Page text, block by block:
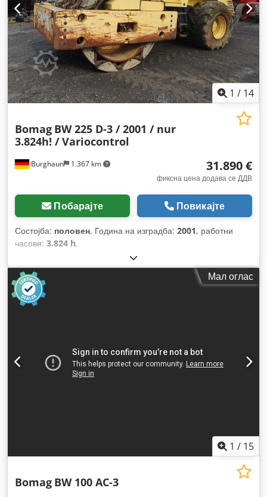
1 / 14
Burghaun 1.367 km
Bomag BW 225 D-3 / 2001 / nur
3.824h! / Variocontrol
31.890 €
фиксна цена додава се ДДВ
Побарајте Повикајте
Состојба: половен, Година на изградба: 2001, работни
часови: 3.824 h,
Мал оглас
1 / 15
Bomag BW 100 AC-3